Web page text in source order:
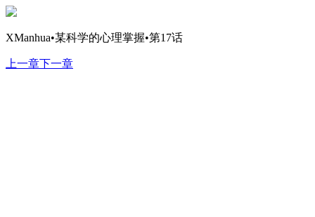
XManhua•某科学的心理掌握•第17话
上一章下一章